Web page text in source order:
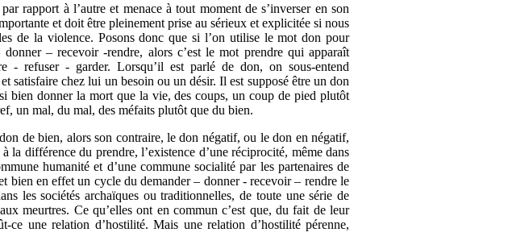
rapport à l’autre et menace à tout moment de s’inverser en son
et doit être pleinement prise au sérieux et explicitée si nous
de la violence. Posons donc que si l’on utilise le mot don pour
– recevoir -rendre, alors c’est le mot prendre qui apparaît
- refuser - garder. Lorsqu’il est parlé de don, on sous-entend
satisfaire chez lui un besoin ou un désir. Il est supposé être un don
bien donner la mort que la vie, des coups, un coup de pied plutôt
un mal, du mal, des méfaits plutôt que du bien.
de bien, alors son contraire, le don négatif, ou le don en négatif,
la différence du prendre, l’existence d’une réciprocité, même dans
humanité et d’une commune socialité par les partenaires de
bien en effet un cycle du demander – donner - recevoir – rendre le
les sociétés archaïques ou traditionnelles, de toute une série de
meurtres. Ce qu’elles ont en commun c’est que, du fait de leur
une relation d’hostilité. Mais une relation d’hostilité pérenne,